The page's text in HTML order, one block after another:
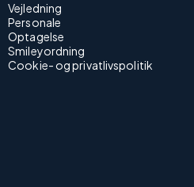
Vejledning
Personale
Optagelse
Smileyordning
Cookie- og privatlivspolitik